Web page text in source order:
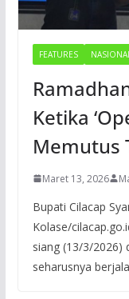
FEATURES NASIONAL
Ketika
Memutus
Maret 13, 2026
Bupati Cilacap
Kolase/
siang (13/3/2026)
seharusnya